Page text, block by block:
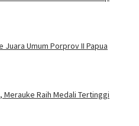
Umum Porprov II Papua
Merauke Raih Medali Tertinggi